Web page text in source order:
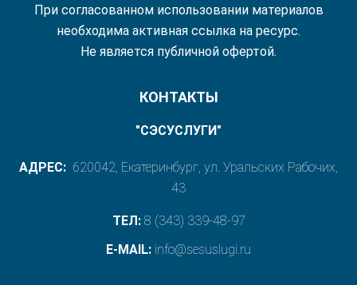
При согласованном использовании материалов
необходима активная ссылка на ресурс.
Не является публичной офертой.
КОНТАКТЫ
"СЭСУСЛУГИ"
АДРЕС: 620042, Екатеринбург, ул. Уральских Рабочих,
43
ТЕЛ: 8 (343) 339-48-97
E-MAIL: info@sesuslugi.ru